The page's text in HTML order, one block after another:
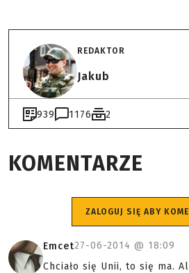
REDAKTOR
Jakub
939 1176 2
KOMENTARZE
ZALOGUJ SIĘ ABY
Emcet27-06-2014 @ 18:09
Chciało się Unii, to się ma.